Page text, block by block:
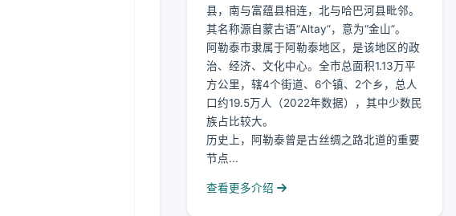
县，南与富蕴县相连，北与哈巴河县毗邻。
其名称源自蒙古语“Altay”，意为“金山”。
阿勒泰市隶属于阿勒泰地区，是该地区的政
治、经济、文化中心。全市总面积1.13万平
方公里，辖4个街道、6个镇、2个乡，总人
口约19.5万人（2022年数据），其中少数民
族占比较大。
历史上，阿勒泰曾是古丝绸之路北道的重要
节点...
查看更多介绍